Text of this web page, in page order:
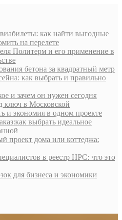
как найти выгодные
на перелете
Политерм и его применение в
бетона за квадратный метр
как выбрать и правильно
и зачем он нужен сегодня
ключ в Московской
и экономия в одном проекте
выбрать идеальное
проект дома или коттеджа:
в реестр НРС: что это
для бизнеса и экономики